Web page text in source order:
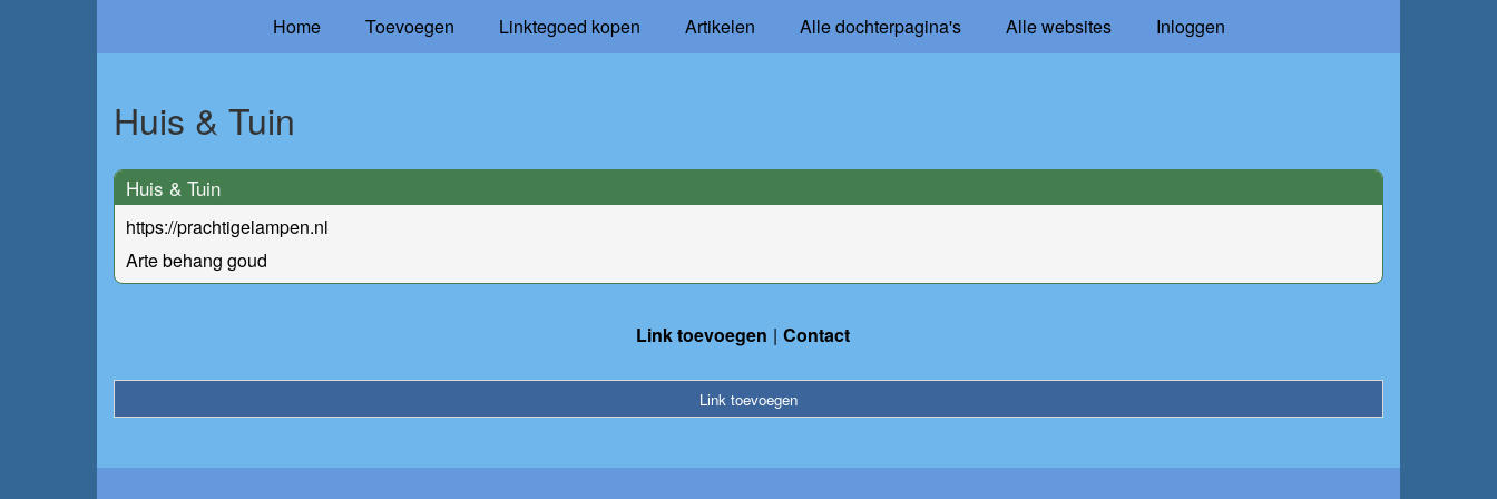
Home Toevoegen Linktegoed kopen Artikelen Alle dochterpagina's Alle websites Inloggen
Huis & Tuin
Huis & Tuin
https://prachtigelampen.nl
Arte behang goud
Link toevoegen Contact
Link toevoegen